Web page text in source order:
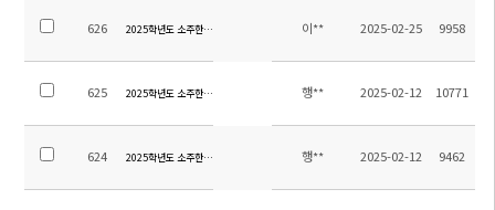
626 2025학년도 소주한국학교 입학식 안내 이** 2025-02-25 9958
625 2025학년도 소주한국학교 청소용역 업체 선정 입찰공고
행** 2025-02-12 10771
624 2025학년도 소주한국학교 소방용역 업체 선정 입찰공고
행** 2025-02-12 9462